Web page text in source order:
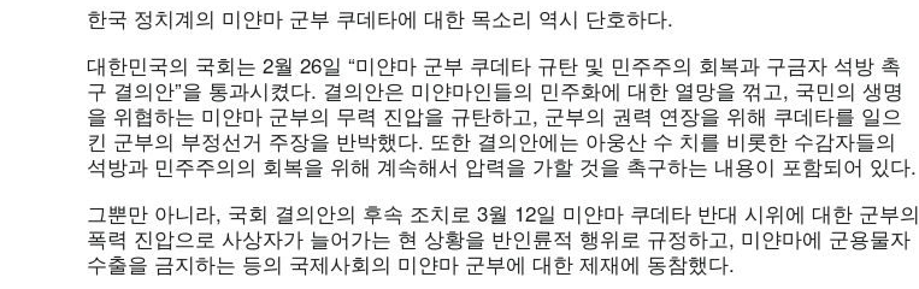
한국 정치계의 미얀마 군부 쿠데타에 대한 목소리 역시 단호하다.
대한민국의 국회는 2월 26일 “미얀마 군부 쿠데타 규탄 및 민주주의 회복과 구금자 석방 촉
구 결의안”을 통과시켰다. 결의안은 미얀마인들의 민주화에 대한 열망을 꺾고, 국민의 생명
을 위협하는 미얀마 군부의 무력 진압을 규탄하고, 군부의 권력 연장을 위해 쿠데타를 일으
킨 군부의 부정선거 주장을 반박했다. 또한 결의안에는 아웅산 수 치를 비롯한 수감자들의
석방과 민주주의의 회복을 위해 계속해서 압력을 가할 것을 촉구하는 내용이 포함되어 있다.
그뿐만 아니라, 국회 결의안의 후속 조치로 3월 12일 미얀마 쿠데타 반대 시위에 대한 군부의
폭력 진압으로 사상자가 늘어가는 현 상황을 반인륜적 행위로 규정하고, 미얀마에 군용물자
수출을 금지하는 등의 국제사회의 미얀마 군부에 대한 제재에 동참했다.